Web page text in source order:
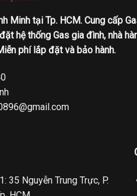
Minh tại Tp. HCM. Cung cấp
hệ thống Gas gia đình, nhà
phí lắp đặt và bảo hành.
35 Nguyễn Trung Trực, P.